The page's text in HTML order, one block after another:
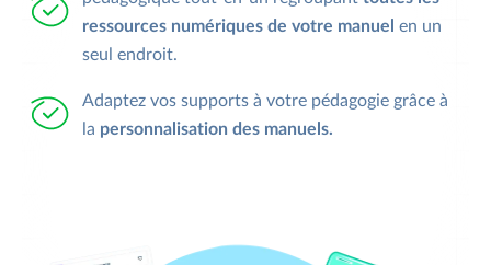
ressources numériques de votre manuel en un
seul endroit.
Adaptez vos supports à votre pédagogie grâce à
la personnalisation des manuels.